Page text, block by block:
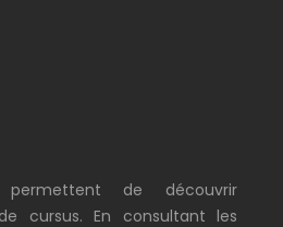
permettent de découvrir
cursus. En consultant les